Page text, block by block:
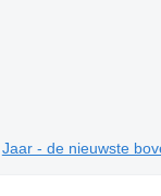
Jaar - de nieuwste